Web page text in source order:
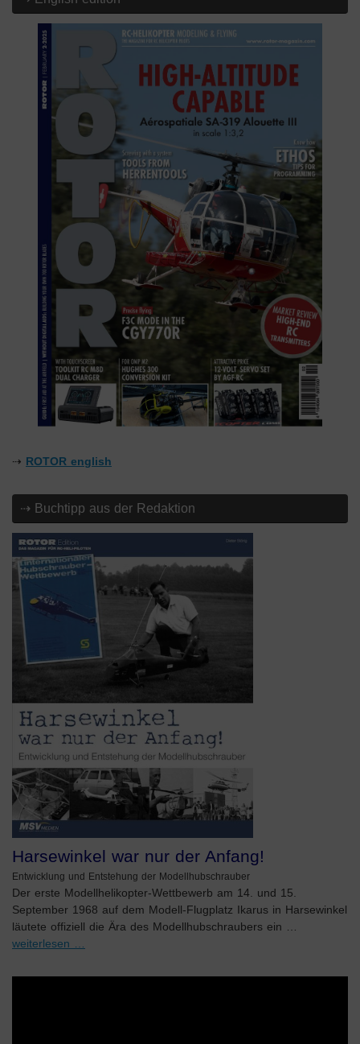
⇢ ROTOR english
⇢ Buchtipp aus der Redaktion
Harsewinkel war nur der Anfang!
Entwicklung und Entstehung der Modellhubschrauber
Der erste Modellhelikopter-Wettbewerb am 14. und 15.
September 1968 auf dem Modell-Flugplatz Ikarus in Harsewinkel
läutete offiziell die Ära des Modellhubschraubers ein …
weiterlesen …